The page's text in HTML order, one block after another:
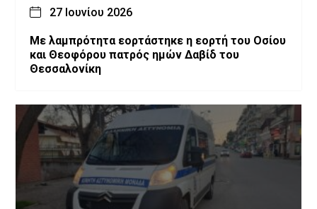
27 Ιουνίου 2026
Με λαμπρότητα εορτάστηκε η εορτή του Οσίου
και Θεοφόρου πατρός ημών Δαβίδ του
Θεσσαλονίκη